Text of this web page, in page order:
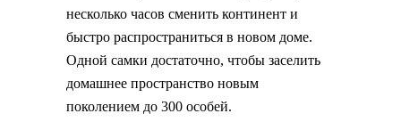
несколько часов сменить континент и
быстро распространиться в новом доме.
Одной самки достаточно, чтобы заселить
домашнее пространство новым
поколением до 300 особей.